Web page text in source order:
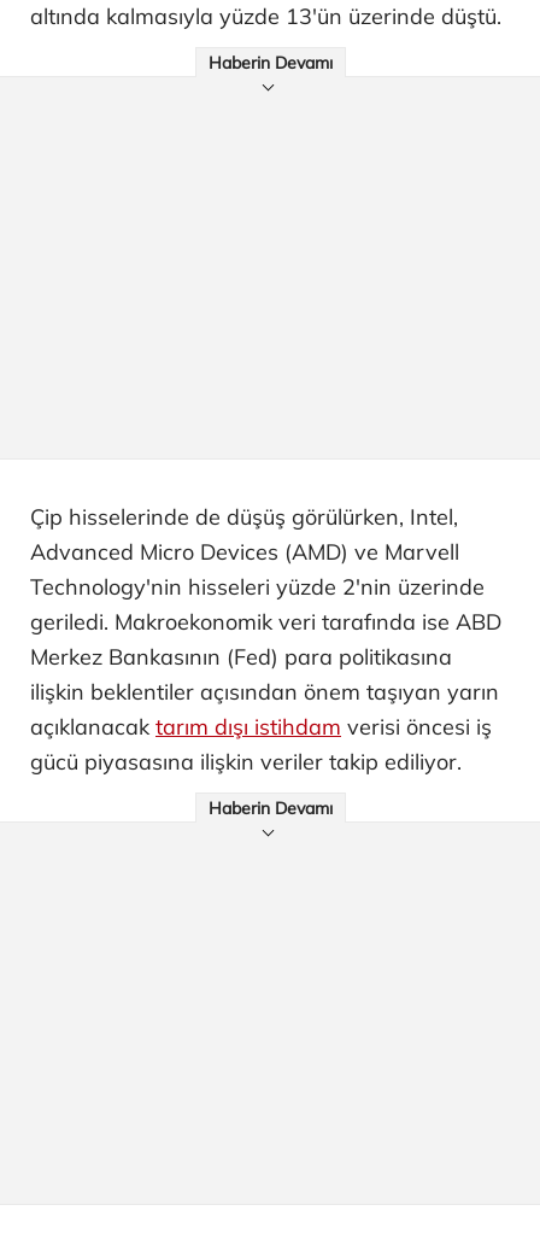
altında kalmasıyla yüzde 13'ün üzerinde düştü.
Haberin Devamı
Çip hisselerinde de düşüş görülürken, Intel,
Advanced Micro Devices (AMD) ve Marvell
Technology'nin hisseleri yüzde 2'nin üzerinde
geriledi. Makroekonomik veri tarafında ise ABD
Merkez Bankasının (Fed) para politikasına
ilişkin beklentiler açısından önem taşıyan yarın
açıklanacak tarım dışı istihdam verisi öncesi iş
gücü piyasasına ilişkin veriler takip ediliyor.
Haberin Devamı